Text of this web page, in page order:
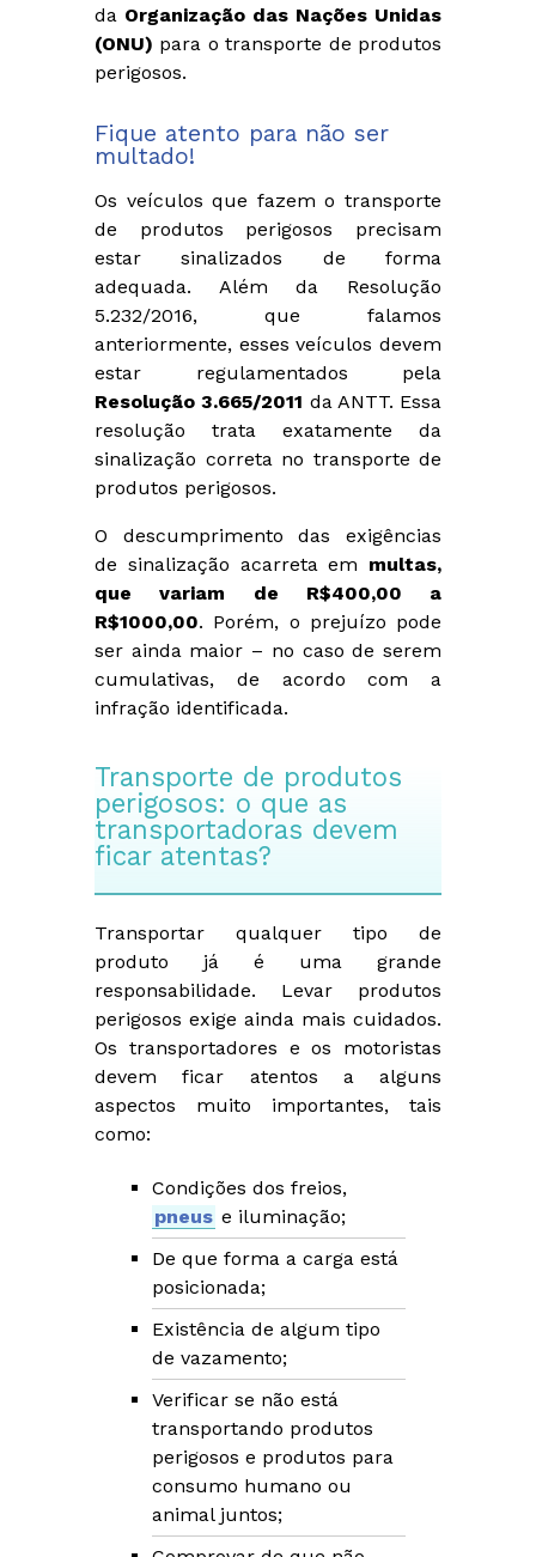
da Organização das Nações Unidas
(ONU) para o transporte de produtos
perigosos.
Fique atento para não ser
multado!
Os veículos que fazem o transporte
de produtos perigosos precisam
estar sinalizados de forma
adequada. Além da Resolução
5.232/2016, que falamos
anteriormente, esses veículos devem
estar regulamentados pela
Resolução 3.665/2011 da ANTT. Essa
resolução trata exatamente da
sinalização correta no transporte de
produtos perigosos.
O descumprimento das exigências
de sinalização acarreta em multas,
que variam de
R$400,00 a
R$1000,00. Porém, o prejuízo pode
ser ainda maior – no caso de serem
cumulativas, de acordo com a
infração identificada.
Transporte de produtos
perigosos: o que as
transportadoras devem
ficar atentas?
Transportar qualquer tipo de
produto já é uma grande
responsabilidade. Levar produtos
perigosos exige ainda mais cuidados.
Os transportadores e os motoristas
devem ficar atentos a alguns
aspectos muito importantes, tais
como:
Condições dos freios,
pneus e iluminação;
De que forma a carga está
posicionada;
Existência de algum tipo
de vazamento;
Verificar se não está
transportando produtos
perigosos e produtos para
consumo humano ou
animal juntos;